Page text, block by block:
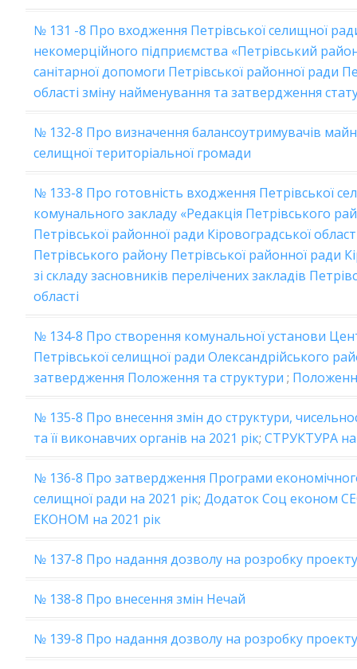
№ 131 -8 Про входження Петрівської селищної
некомерційного підприємства «Петрівський
санітарної допомоги Петрівської районної ради
області зміну найменування та затвердження
№ 132-8 Про визначення балансоутримувачів
селищної територіальної громади
№ 133-8 Про готовність входження Петрівської
комунального закладу «Редакція Петрівського
Петрівської районної ради Кіровоградської
Петрівського району Петрівської районної ради
зі складу засновників перелічених закладів
області
№ 134-8 Про створення комунальної установи
Петрівської селищної ради Олександрійського
затвердження Положення та структури ;
№ 135-8 Про внесення змін до структури,
та її виконавчих органів на 2021 рік; СТРУКТУРА на
№ 136-8 Про затвердження Програми
селищної ради на 2021 рік; Додаток Соц економ
ЕКОНОМ на 2021 рік
№ 137-8 Про надання дозволу на розробку
№ 138-8 Про внесення змін Нечай
№ 139-8 Про надання дозволу на розробку